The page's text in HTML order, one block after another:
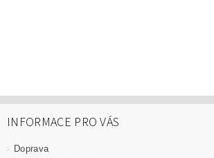
INFORMACE PRO VÁS
Doprava